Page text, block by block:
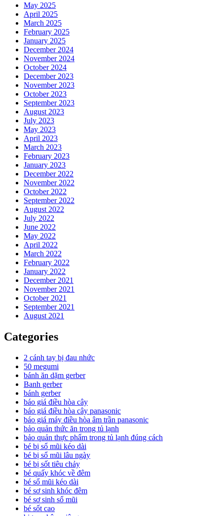
May 2025
April 2025
March 2025
February 2025
January 2025
December 2024
November 2024
October 2024
December 2023
November 2023
October 2023
September 2023
August 2023
July 2023
May 2023
April 2023
March 2023
February 2023
January 2023
December 2022
November 2022
October 2022
September 2022
August 2022
July 2022
June 2022
May 2022
April 2022
March 2022
February 2022
January 2022
December 2021
November 2021
October 2021
September 2021
August 2021
Categories
2 cánh tay bị đau nhức
50 megumi
bánh ăn dặm gerber
Banh gerber
bánh gerber
báo giá điều hòa cây
báo giá điều hòa cây panasonic
báo giá máy điều hòa âm trần panasonic
bảo quản thức ăn trong tủ lạnh
bảo quản thực phẩm trong tủ lạnh đúng cách
bé bị sổ mũi kéo dài
bé bị sổ mũi lâu ngày
bé bị sốt tiêu chảy
bé quấy khóc về đêm
bé sổ mũi kéo dài
bé sơ sinh khóc đêm
bé sơ sinh sổ mũi
bé sốt cao